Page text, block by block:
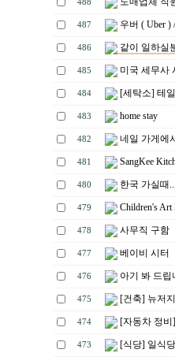
488
487 우버 ( Uber )
486 같이 일하실
485 미국 세무사
484 [세탁소] 테
483 home stay
482 네일 가게에
481 SangKee
480 한국 가실때...
479 Children's Art
478 사무직 구함
477 베이비 시터
476 아기 봐 드립
475 [건축] 뉴저
474 [자동차 정비
473 [식당] 일식